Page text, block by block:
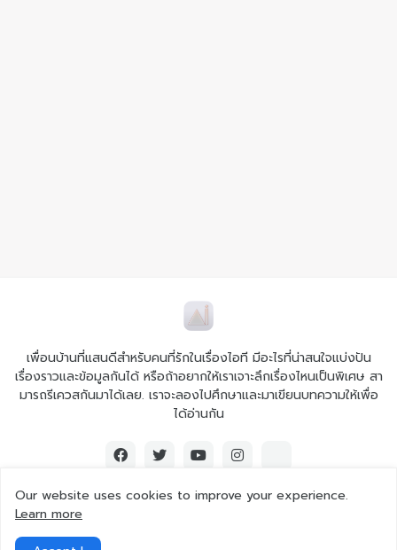
เพื่อนบ้านที่แสนดีสำหรับคนที่รักในเรื่องไอที มีอะไรที่น่าสนใจแบ่งปัน
เรื่องราวและข้อมูลกันได้ หรือถ้าอยากให้เราเจาะลึกเรื่องไหนเป็นพิเศษ สา
มารถรีเควสกันมาได้เลย. เราจะลองไปศึกษาและมาเขียนบทความให้เพื่อ
ได้อ่านกัน
Our website uses cookies to improve your experience.
Learn more